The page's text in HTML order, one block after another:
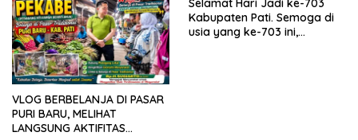
VLOG BERBELANJA DI PASAR
PURI BARU, MELIHAT
LANGSUNG AKTIFITAS
Selamat Hari Jadi ke-703
Kabupaten Pati. Semoga di
usia yang ke-703 ini,